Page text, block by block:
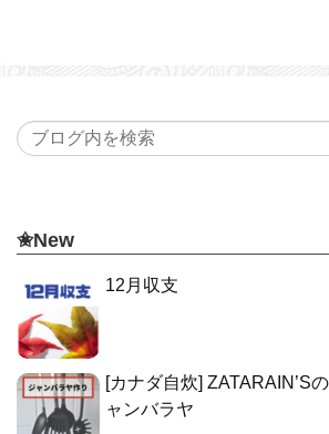
✬New
12月収支
[カナダ自炊] ZATARAIN’S
ャンバラヤ